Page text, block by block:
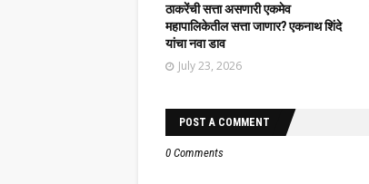
ठाकरेंची सत्ता असणारी एकमेव
महापालिकेतील सत्ता जाणार? एकनाथ शिंदे
यांचा नवा डाव
July 23, 2026
POST A COMMENT
0 Comments